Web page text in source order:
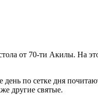
от 70-ти Акилы. На
день по сетке дня
другие святые.